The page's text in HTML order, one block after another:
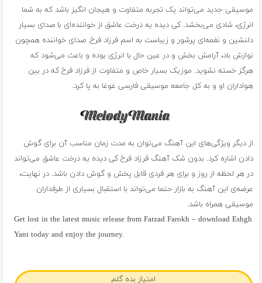
موسیقی جدید می‌تواند یک تجربه متفاوت و هیجان انگیز باشد که به شما
انرژی، شادی می‌بخشد. کی دیده یه درخت عاشق از خواننده‌ای با صدای بسیار
دلنشین و نغمه‌ای پرشور و زیباست به اسم فرزاد فرخ. صدای خواننده همچون
نوازش باد، آرامش بخش و در عین حال با انرژی بوده و باعث می‌شود که
هرگز خسته نشوید. موزیک بسیار خاص و متفاوت از فرزاد فرخ که در بین
هواداران او و به کل جامعه موسیقی فارسی غوغا به پا کرد.
از دیگر ویژگی‌های این آهنگ می‌توان به مدت زمان مناسب آن برای گوش
دادن اشاره کرد. بدون شک آهنگ فرزاد فرخ کی دیده یه درخت عاشق می‌تواند
در هر لحظه از روز و برای هر فردی قابل پخش و گوش دادن باشد. در نهایت،
عرضه‌ی این آهنگ به بازار حتما می‌تواند با استقبال بسیاری از طرفداران
موسیقی همراه باشد.
Get lost in the latest music release from Farzad Farokh – download Eshgh
Yani today and enjoy the journey.
امتیاز بده گلم